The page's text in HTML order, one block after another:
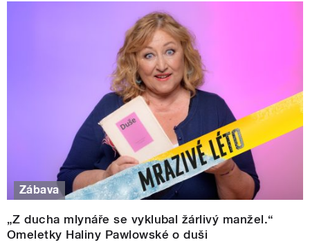
Zábava
„Z ducha mlynáře se vyklubal žárlivý manžel.“
Omeletky Haliny Pawlowské o duši